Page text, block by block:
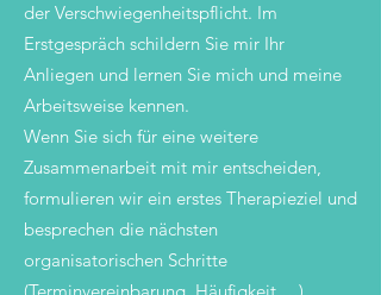
der Verschwiegenheitspflicht. Im
Erstgespräch schildern Sie mir Ihr
Anliegen und lernen Sie mich und meine
Arbeitsweise kennen.
Wenn Sie sich für eine weitere
Zusammenarbeit mit mir entscheiden,
formulieren wir ein erstes Therapieziel und
besprechen die nächsten
organisatorischen Schritte